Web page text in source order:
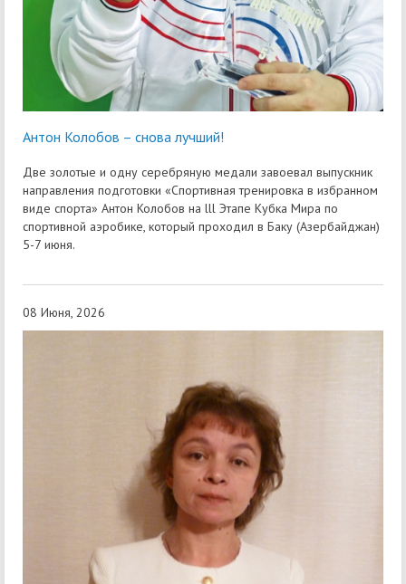
Антон Колобов – снова лучший!
Две золотые и одну серебряную медали завоевал выпускник
направления подготовки «Спортивная тренировка в избранном
виде спорта» Антон Колобов на lll Этапе Кубка Мира по
спортивной аэробике, который проходил в Баку (Азербайджан)
5-7 июня.
08 Июня, 2026